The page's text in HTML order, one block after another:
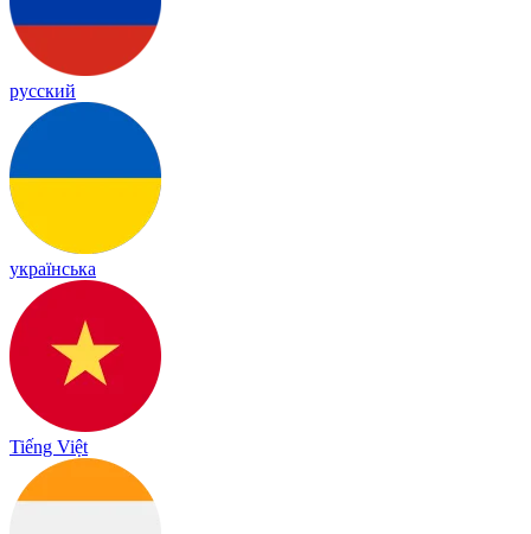
русский
українська
Tiếng Việt